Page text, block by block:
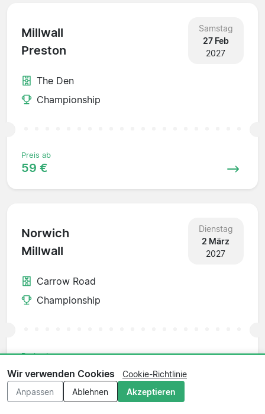
Millwall
Preston
Samstag
27 Feb
2027
The Den
Championship
Preis ab
59 €
Norwich
Millwall
Dienstag
2 März
2027
Carrow Road
Championship
Preis ab
Wir verwenden Cookies
Cookie-Richtlinie
Anpassen
Ablehnen Akzeptieren